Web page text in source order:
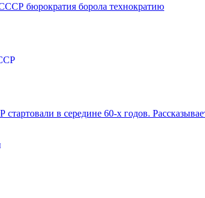
бюрократия борола технократию
в середине 60-х годов.